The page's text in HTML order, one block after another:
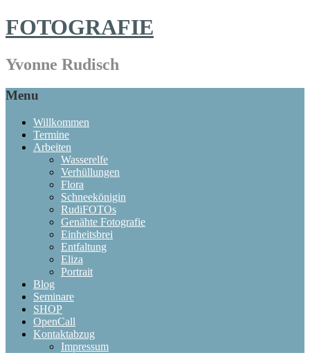
FOTOGRAFIE
Yvonne Rudisch
Menu
Willkommen
Termine
Arbeiten
Wasserelfe
Verhüllungen
Flora
Schneekönigin
RudiFOTOs
Genähte Fotografie
Einheitsbrei
Entfaltung
Eliza
Portrait
Blog
Seminare
SHOP
OpenCall
Kontaktabzug
Impressum